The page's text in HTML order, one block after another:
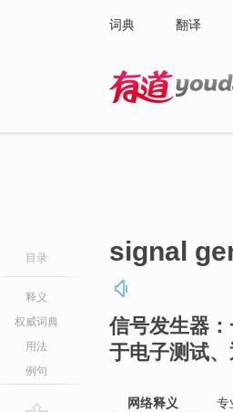
词典 翻译
目录
释义
权威词典
用法
例句
signal
信号发生器
于电子测试
网络释义 专